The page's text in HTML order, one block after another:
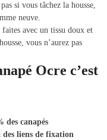
si vous tâchez la housse,
neuve.
faites avec un tissu doux et
vous n’aurez pas
Ocre c’est
des canapés
des liens de fixation